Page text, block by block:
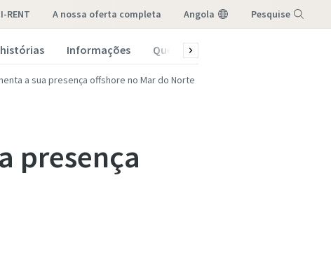
I-RENT a nossa oferta completa Angola Pesquise
histórias Informações Quem somos
a sua presença offshore no Mar do Norte
presença